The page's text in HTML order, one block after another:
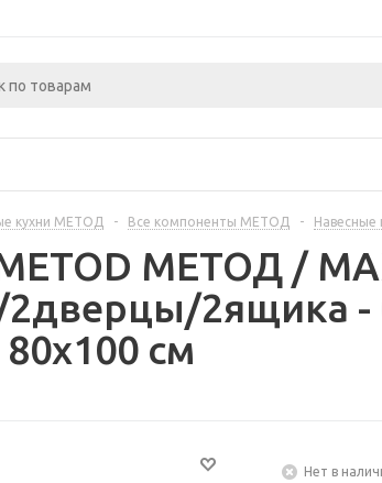
кухни МЕТОД - Все компоненты МЕТОД -
METOD МЕТОД /
2ящика -
см
Нет в